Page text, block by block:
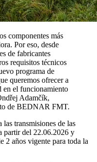
componentes más
Por eso, desde
de fabricantes
requisitos técnicos
programa de
queremos ofrecer a
en el funcionamiento
Adamčík,
de BEDNAR FMT.
las transmisiones de las
partir del 22.06.2026 y
2 años vigente para toda la